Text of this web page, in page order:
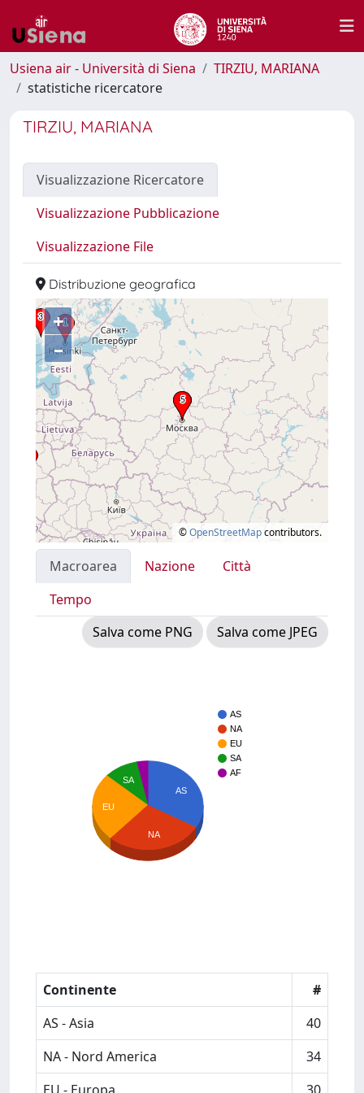
Usiena air - Università di Siena
TIRZIU, MARIANA
statistiche ricercatore
TIRZIU, MARIANA
Visualizzazione Ricercatore
Visualizzazione Pubblicazione
Visualizzazione File
Distribuzione geografica
+
–
©OpenStreetMapcontributors.
Macroarea Nazione
Città
Tempo
Salva come PNG
Salva come JPEG
AS
NA
EU
SA
AF
AS
SA
EU
NA
Continente
#
AS - Asia
40
NA - Nord America
34